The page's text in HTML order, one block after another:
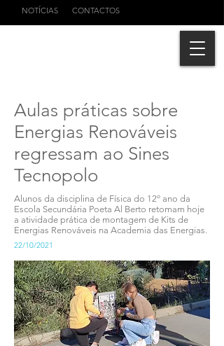
NOTÍCIAS CONTACTOS
Aulas práticas sobre
Energias Renováveis
regressam ao Sines
Tecnopolo
Alunos da disciplina de Física do 12º ano da
Escola Secundária Poeta Al Berto retomam hoje
a atividade prática de montagem de Kits de
Energias Renováveis na Academia das Energias.
22/10/2021